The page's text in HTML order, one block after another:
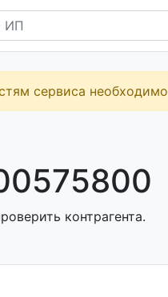
сервиса необходимо
контрагента.